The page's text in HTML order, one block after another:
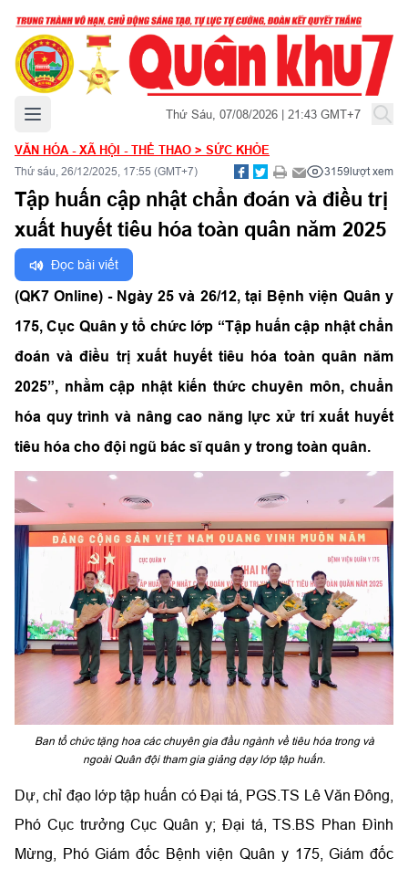
Mở menu chính Thứ Sáu, 07/08/2026 | 21:43 GMT+7
VĂN HÓA - XÃ HỘI - THỂ THAO > SỨC KHỎE
Thứ sáu, 26/12/2025, 17:55 (GMT+7) 3159lượt xem
Tập huấn cập nhật chẩn đoán và điều trị
xuất huyết tiêu hóa toàn quân năm 2025
Đọc bài viết
(QK7 Online) - Ngày 25 và 26/12, tại Bệnh viện Quân y
175, Cục Quân y tổ chức lớp “Tập huấn cập nhật chẩn
đoán và điều trị xuất huyết tiêu hóa toàn quân năm
2025”, nhằm cập nhật kiến thức chuyên môn, chuẩn
hóa quy trình và nâng cao năng lực xử trí xuất huyết
tiêu hóa cho đội ngũ bác sĩ quân y trong toàn quân.
Ban tổ chức tặng hoa các chuyên gia đầu ngành về tiêu hóa trong và
ngoài Quân đội tham gia giảng dạy lớp tập huấn.
Dự, chỉ đạo lớp tập huấn có Đại tá, PGS.TS Lê Văn Đông,
Phó Cục trưởng Cục Quân y; Đại tá, TS.BS Phan Đình
Mừng, Phó Giám đốc Bệnh viện Quân y 175, Giám đốc